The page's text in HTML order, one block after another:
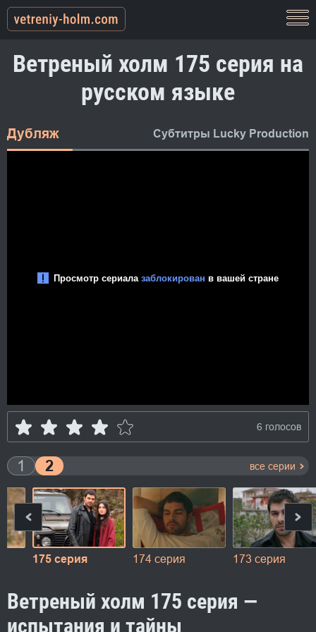
Ветреный холм 175 серия на
русском языке
Дубляж Субтитры Lucky Production
6 голосов
1 2 все серии
175 серия 174 серия 173 серия
Ветреный холм 175 серия —
испытания и тайны